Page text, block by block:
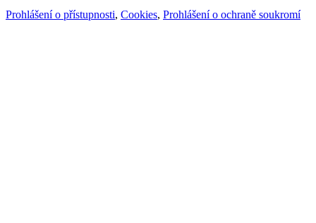
Prohlášení o přístupnosti, Cookies, Prohlášení o ochraně soukromí